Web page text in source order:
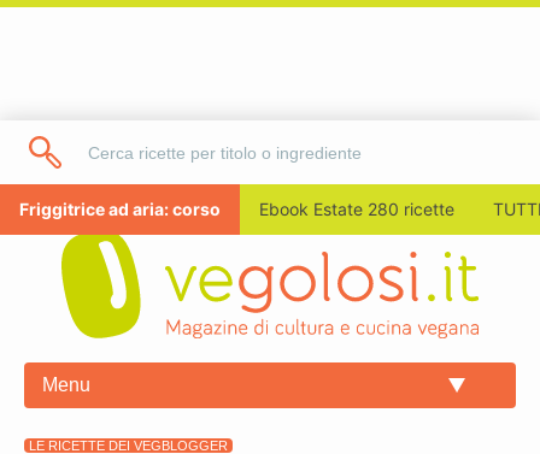
Friggitrice ad aria: corso Ebook Estate 280 ricette
Menu
LE RICETTE DEI VEGBLOGGER